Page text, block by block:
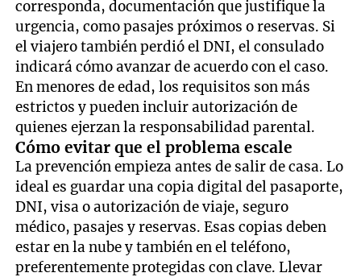
corresponda, documentación que justifique la
urgencia, como pasajes próximos o reservas. Si
el viajero también perdió el DNI, el consulado
indicará cómo avanzar de acuerdo con el caso.
En menores de edad, los requisitos son más
estrictos y pueden incluir autorización de
quienes ejerzan la responsabilidad parental.
Cómo evitar que el problema escale
La prevención empieza antes de salir de casa. Lo
ideal es guardar una copia digital del pasaporte,
DNI, visa o autorización de viaje, seguro
médico, pasajes y reservas. Esas copias deben
estar en la nube y también en el teléfono,
preferentemente protegidas con clave. Llevar